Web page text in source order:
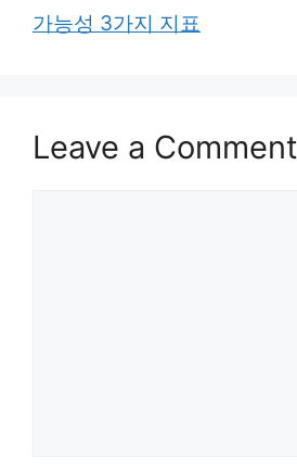
가능성 3가지 지표
Leave a Comment